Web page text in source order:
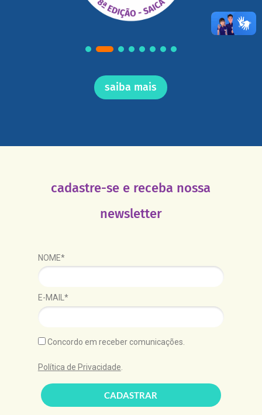
saiba mais
cadastre-se e receba nossa
newsletter
NOME*
E-MAIL*
Concordo em receber comunicações.
Política de Privacidade
CADASTRAR